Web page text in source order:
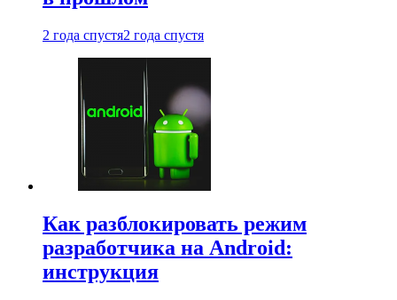
2 года спустя2 года спустя
Как разблокировать режим
разработчика на Android:
инструкция